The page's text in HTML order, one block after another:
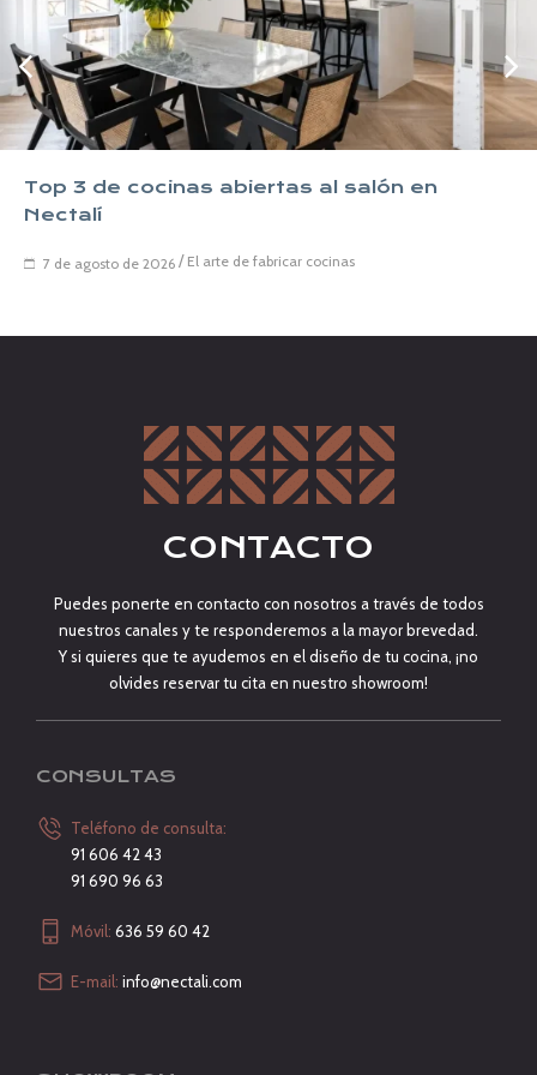
Top 3 de cocinas abiertas al salón en
Nectalí
7 de agosto de 2026 / El arte de fabricar cocinas
CONTACTO
Puedes ponerte en contacto con nosotros a través de todos
nuestros canales y te responderemos a la mayor brevedad.
Y si quieres que te ayudemos en el diseño de tu cocina, ¡no
olvides reservar tu cita en nuestro showroom!
CONSULTAS
Teléfono de consulta:
91 606 42 43
91 690 96 63
Móvil: 636 59 60 42
E-mail: info@nectali.com